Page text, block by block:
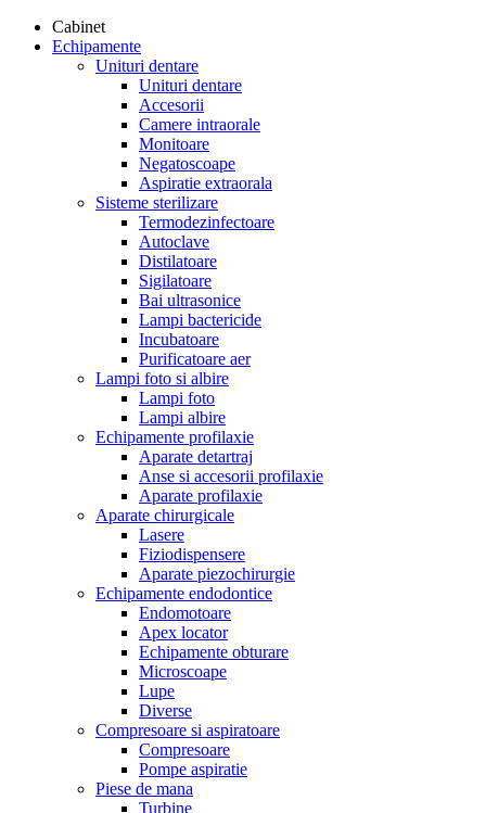
Cabinet
Echipamente
Unituri dentare
Unituri dentare
Accesorii
Camere intraorale
Monitoare
Negatoscoape
Aspiratie extraorala
Sisteme sterilizare
Termodezinfectoare
Autoclave
Distilatoare
Sigilatoare
Bai ultrasonice
Lampi bactericide
Incubatoare
Purificatoare aer
Lampi foto si albire
Lampi foto
Lampi albire
Echipamente profilaxie
Aparate detartraj
Anse si accesorii profilaxie
Aparate profilaxie
Aparate chirurgicale
Lasere
Fiziodispensere
Aparate piezochirurgie
Echipamente endodontice
Endomotoare
Apex locator
Echipamente obturare
Microscoape
Lupe
Diverse
Compresoare si aspiratoare
Compresoare
Pompe aspiratie
Piese de mana
Turbine